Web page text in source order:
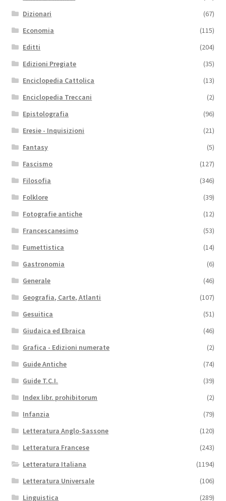
Dizionari
(67)
Economia
(115)
Editti
(204)
Edizioni Pregiate
(35)
Enciclopedia Cattolica
(13)
Enciclopedia Treccani
(2)
Epistolografia
(96)
Eresie - Inquisizioni
(21)
Fantasy
(5)
Fascismo
(127)
Filosofia
(346)
Folklore
(39)
Fotografie antiche
(12)
Francescanesimo
(53)
Fumettistica
(14)
Gastronomia
(6)
Generale
(46)
Geografia, Carte, Atlanti
(107)
Gesuitica
(51)
Giudaica ed Ebraica
(46)
Grafica - Edizioni numerate
(2)
Guide Antiche
(74)
Guide T.C.I.
(39)
Index libr. prohibitorum
(2)
Infanzia
(79)
Letteratura Anglo-Sassone
(120)
Letteratura Francese
(243)
Letteratura Italiana
(1194)
Letteratura Universale
(106)
Linguistica
(289)